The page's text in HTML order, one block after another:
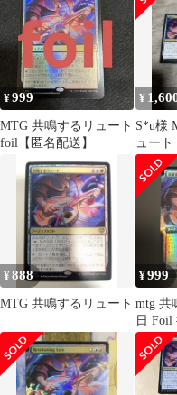
¥999
MTG 共鳴するリュート
foil【匿名配送】
¥
S*u様
ュート
¥888
MTG 共鳴するリュート
¥999
mtg 共
日 Foil